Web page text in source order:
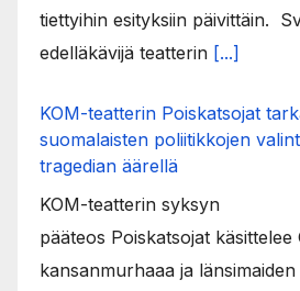
tiettyihin esityksiin päivittäin.
edelläkävijä teatterin [...]
KOM-teatterin Poiskatsojat
suomalaisten poliitikkojen
tragedian äärellä
KOM-teatterin syksyn
pääteos Poiskatsojat käsittelee
kansanmurhaaa ja